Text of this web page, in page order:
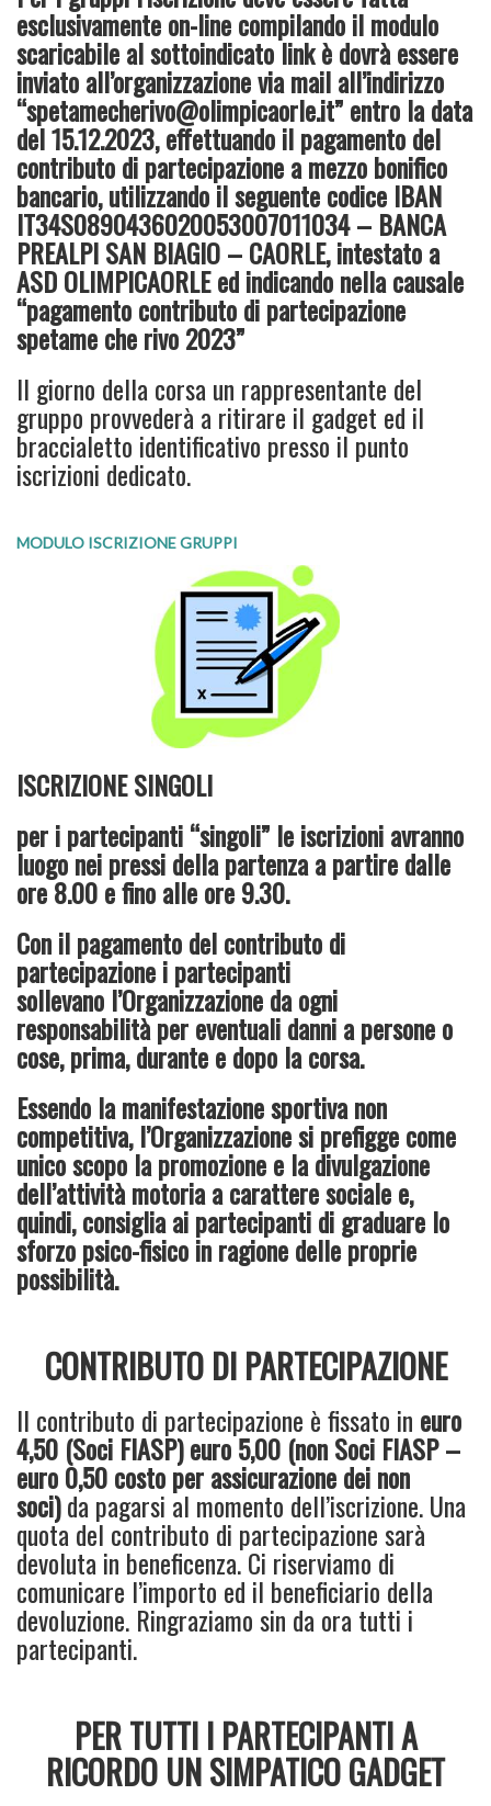
esclusivamente on-line compilando il modulo
scaricabile al sottoindicato link è dovrà essere
inviato all’organizzazione via mail all’indirizzo
“spetamecherivo@olimpicaorle.it” entro la data
del 15.12.2023, effettuando il pagamento del
contributo di partecipazione a mezzo bonifico
bancario, utilizzando il seguente codice IBAN
IT34S0890436020053007011034 – BANCA
PREALPI SAN BIAGIO – CAORLE, intestato a
ASD OLIMPICAORLE ed indicando nella causale
“pagamento contributo di partecipazione
spetame che rivo 2023”
Il giorno della corsa un rappresentante del
gruppo provvederà a ritirare il gadget ed il
braccialetto identificativo presso il punto
iscrizioni dedicato.
MODULO ISCRIZIONE GRUPPI
ISCRIZIONE SINGOLI
per i partecipanti “singoli” le iscrizioni avranno
luogo nei pressi della partenza a partire dalle
ore 8.00 e fino alle ore 9.30.
Con il pagamento del contributo di
partecipazione i partecipanti
sollevano l’Organizzazione da ogni
responsabilità per eventuali danni a persone o
cose, prima, durante e dopo la corsa.
Essendo la manifestazione sportiva non
competitiva, l’Organizzazione si prefigge come
unico scopo la promozione e la divulgazione
dell’attività motoria a carattere sociale e,
quindi, consiglia ai partecipanti di graduare lo
sforzo psico-fisico in ragione delle proprie
possibilità.
CONTRIBUTO DI PARTECIPAZIONE
Il contributo di partecipazione è fissato in euro
4,50 (Soci FIASP) euro 5,00 (non Soci FIASP –
euro 0,50 costo per assicurazione dei non
soci)da pagarsi al momento dell’iscrizione. Una
quota del contributo di partecipazione sarà
devoluta in beneficenza. Ci riserviamo di
comunicare l’importo ed il beneficiario della
devoluzione. Ringraziamo sin da ora tutti i
partecipanti.
PER TUTTI I PARTECIPANTI A
RICORDO UN SIMPATICO GADGET